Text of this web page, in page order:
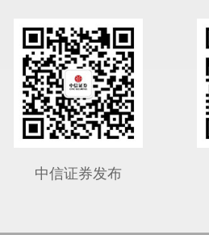
中信证券发布